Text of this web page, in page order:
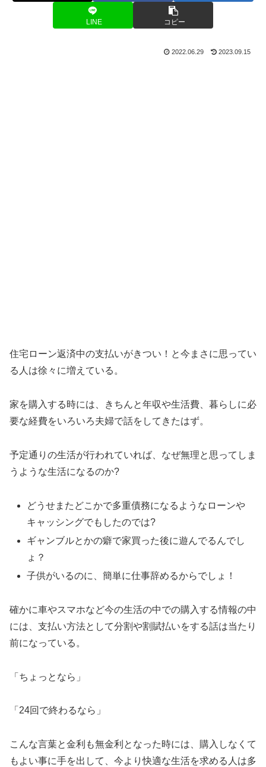
LINE コピー
2022.06.29 2023.09.15
住宅ローン返済中の支払いがきつい！と今まさに思ってい
る人は徐々に増えている。
家を購入する時には、きちんと年収や生活費、暮らしに必
要な経費をいろいろ夫婦で話をしてきたはず。
予定通りの生活が行われていれば、なぜ無理と思ってしま
うような生活になるのか?
どうせまたどこかで多重債務になるようなローンや
キャッシングでもしたのでは?
ギャンブルとかの癖で家買った後に遊んでるんでし
ょ？
子供がいるのに、簡単に仕事辞めるからでしょ！
確かに車やスマホなど今の生活の中での購入する情報の中
には、支払い方法として分割や割賦払いをする話は当たり
前になっている。
「ちょっとなら」
「24回で終わるなら」
こんな言葉と金利も無金利となった時には、購入しなくて
もよい事に手を出して、今より快適な生活を求める人は多